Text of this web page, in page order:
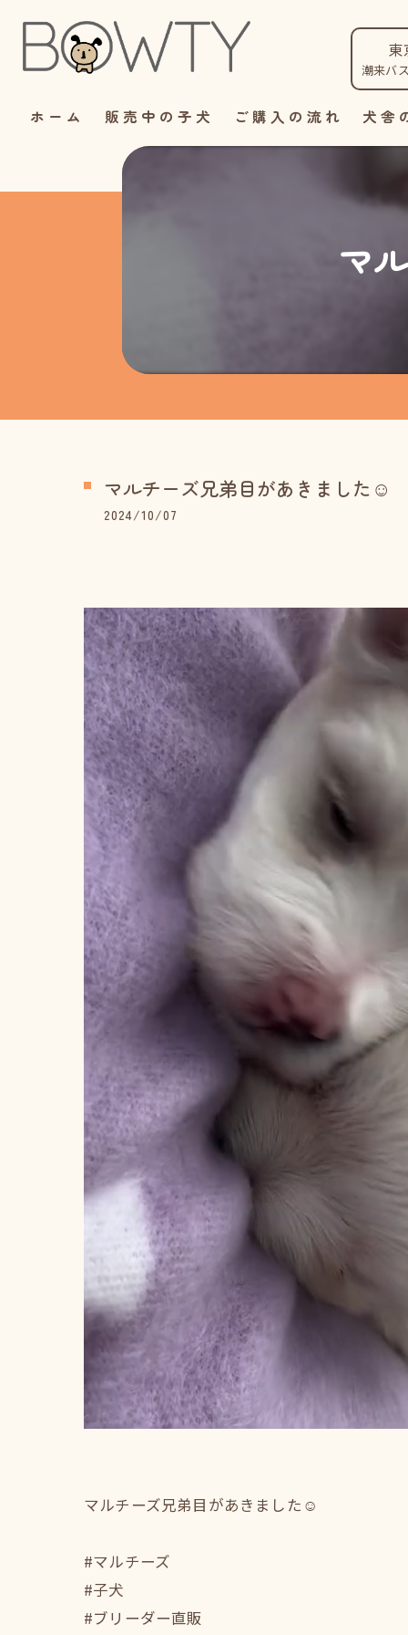
東
潮来バ
ホーム 販売中の子犬 ご購入の流れ 犬舎
マ
マルチーズ兄弟目があきました☺️
2024/10/07
マルチーズ兄弟目があきました☺️
#マルチーズ
#子犬
#ブリーダー直販